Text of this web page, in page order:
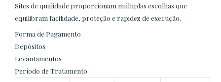
Sites de qualidade proporcionam múltiplas escolhas que
equilibram facilidade, proteção e rapidez de execução.
Forma de Pagamento
Depósitos
Levantamentos
Período de Tratamento